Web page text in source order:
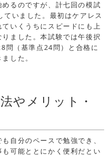
るのですが、計七回の模試
いました。最初はケアレス
いくうちにスピードにも上
ました。本試験では午後択
問（基準点24問）と合格に
した。
やメリット・
自分のペースで勉強でき、
可能ととにかく便利だとい